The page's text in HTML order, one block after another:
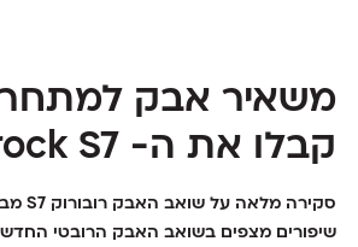
משאיר אבק
קבלו את ה- Roborock S7
שיפורים מצפים בשואב האבק הרובטי